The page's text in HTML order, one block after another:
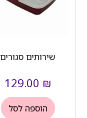
שירותים סגורים
₪
הוספה לסל